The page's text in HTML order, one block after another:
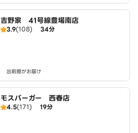
吉野家 41号線豊場南店
3.9(108) 34分
出前館がお届け
モスバーガー 西春店
4.5(171) 19分